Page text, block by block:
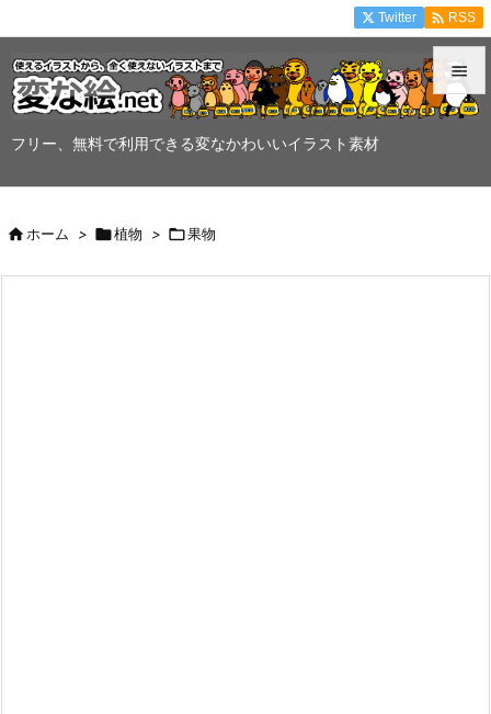
フリー、無料で利用できる変なかわいいイラスト素材


Twitter  RSS
ホーム > 植物 > 果物